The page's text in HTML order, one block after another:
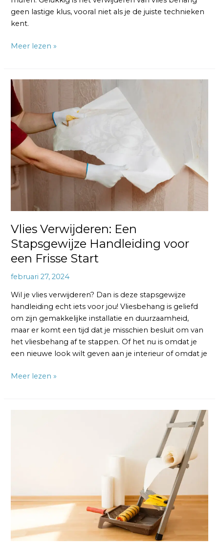
geen lastige klus, vooral niet als je de juiste technieken
kent.
Meer lezen »
Vlies Verwijderen: Een
Stapsgewijze Handleiding voor
een Frisse Start
februari 27, 2024
Wil je vlies verwijderen? Dan is deze stapsgewijze
handleiding echt iets voor jou! Vliesbehang is geliefd
om zijn gemakkelijke installatie en duurzaamheid,
maar er komt een tijd dat je misschien besluit om van
het vliesbehang af te stappen. Of het nu is omdat je
een nieuwe look wilt geven aan je interieur of omdat je
Vlies
Verwijderen:
Een
Stapsgewijze
Handleiding
voor
een
Frisse
Start
Meer lezen »